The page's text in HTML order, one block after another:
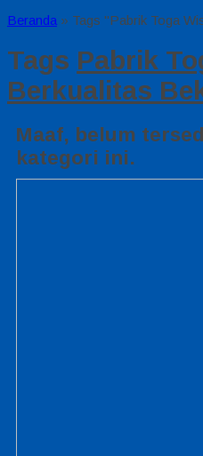
Beranda » Tags "Pabrik Toga
Tags Pabrik
Berkualitas
Maaf, belum
kategori ini.